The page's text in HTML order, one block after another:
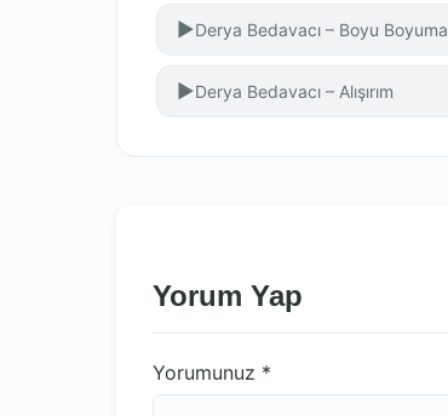
▶Derya Bedavacı – Boyu Boyuma
▶Derya Bedavacı – Alışırım
Yorum Yap
Yorumunuz *